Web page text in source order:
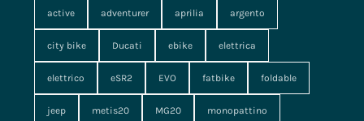
active adventurer aprilia argento
city bike Ducati ebike elettrica
elettrico eSR2 EVO fatbike foldable
jeep metis20 MG20 monopattino